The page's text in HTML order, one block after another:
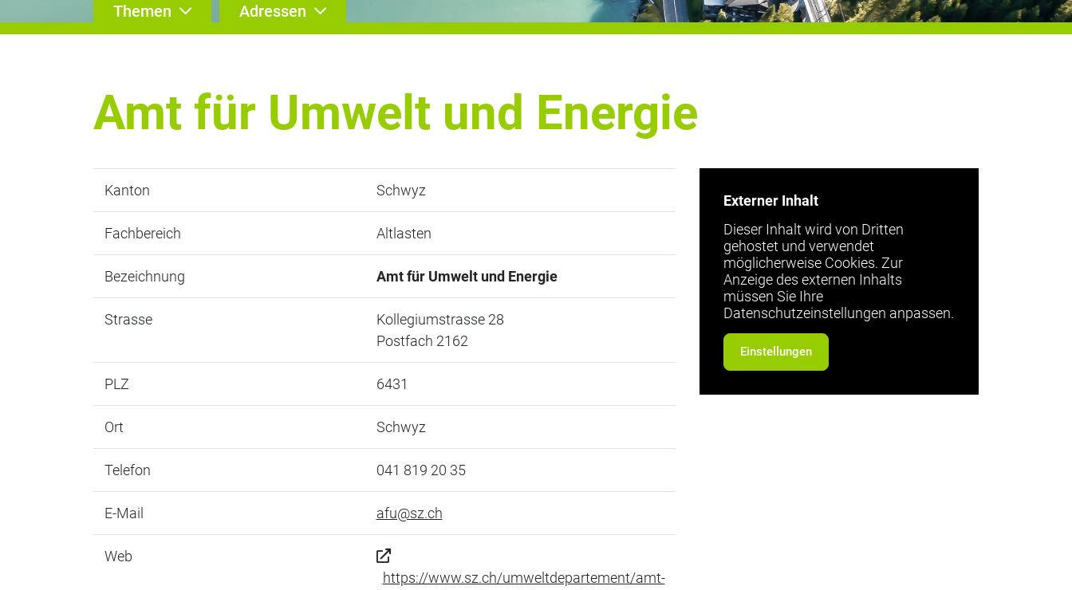
Themen Adressen
Amt für Umwelt und Energie
Kanton Schwyz
Fachbereich Altlasten
Bezeichnung Amt für Umwelt und Energie
Strasse
Kollegiumstrasse 28
Postfach 2162
PLZ 6431
Ort Schwyz
Telefon 041 819 20 35
E-Mail afu@sz.ch
Web
https://www.sz.ch/umweltdepartement/amt-
Externer Inhalt
Dieser Inhalt wird von Dritten
gehostet und verwendet
möglicherweise Cookies. Zur
Anzeige des externen Inhalts
müssen Sie Ihre
Datenschutzeinstellungen anpassen.
Einstellungen